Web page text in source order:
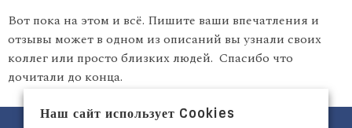
Вот пока на этом и всё. Пишите ваши впечатления и
отзывы может в одном из описаний вы узнали своих
коллег или просто близких людей. Спасибо что
дочитали до конца.
Наш сайт использует Cookies